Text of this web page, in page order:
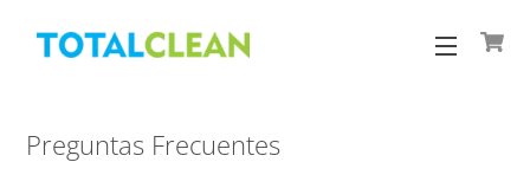
Menu
Preguntas Frecuentes